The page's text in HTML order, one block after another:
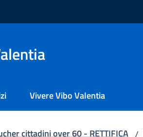
Vivere Vibo Valentia
cittadini over 60 - RETTIFICA /